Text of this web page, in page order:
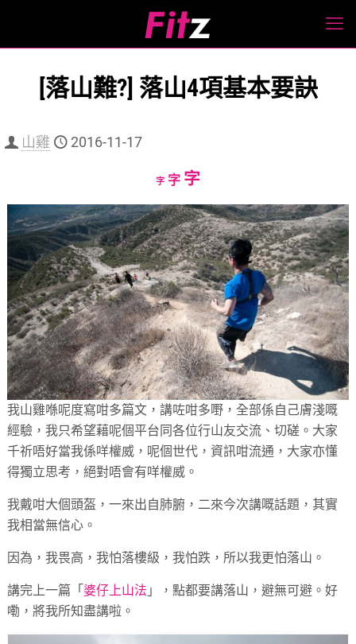
[落山難?] 落山4項基本要訣
山雞 2016-11-17
字Decrease
size.
字Reset
size.
字Increase
size.
我山雞喺呢度寫咁多篇文，講咗咁多嘢，全部係自己膚淺嘅
經驗，我只希望藉呢個平台同各位行山友交流、切磋。大家
千祈唔好當我係咩權威，呢個世代，資訊咁流通，大家亦懂
得獨立思考，絕對唔會有咩權威。
我戴咁大個頭盔，一來出自肺腑，二來今次講嘅話題，其實
我相當無信心。
因為，我畏高，我怕落樓級，我怕跌，所以我更怕落山。
講完上一篇「 婆仔上山法 」，點都要講落山，避無可避。好
嘞，將我所知盡講啦。